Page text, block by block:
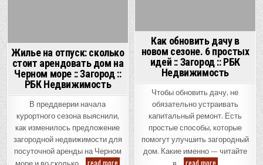
Недвижимость
Как обновить дачу в
новом сезоне. 6 простых
идей :: Загород :: РБК
Недвижимость
Чтобы обновить дачу, не
обязательно устраивать
капитальный ремонт. Есть
простые способы, которые
помогут улучшить загородный
дом. Какие именно — читайте
Как
Жилье на отпуск: сколько
стоит арендовать дом на
Черном море :: Загород ::
РБК Недвижимость
В преддверии начала
курортного сезона выяснили,
как изменилось предложение
загородной недвижимости для
посуточной аренды на Черном
Жилье